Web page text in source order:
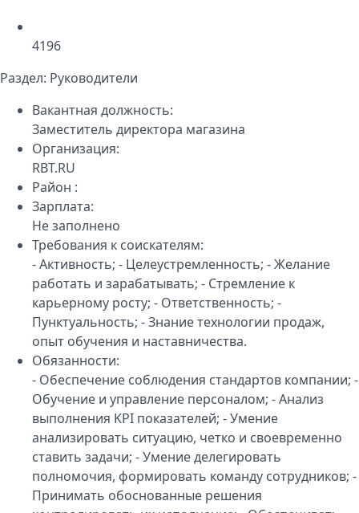
4196
Раздел: Руководители
Вакантная должность:
Заместитель директора магазина
Организация:
RBT.RU
Район :
Зарплата:
Не заполнено
Требования к соискателям:
- Активность; - Целеустремленность; - Желание
работать и зарабатывать; - Стремление к
карьерному росту; - Ответственность; -
Пунктуальность; - Знание технологии продаж,
опыт обучения и наставничества.
Обязанности:
- Обеспечение соблюдения стандартов компании; -
Обучение и управление персоналом; - Анализ
выполнения KPI показателей; - Умение
анализировать ситуацию, четко и своевременно
ставить задачи; - Умение делегировать
полномочия, формировать команду сотрудников; -
Принимать обоснованные решения